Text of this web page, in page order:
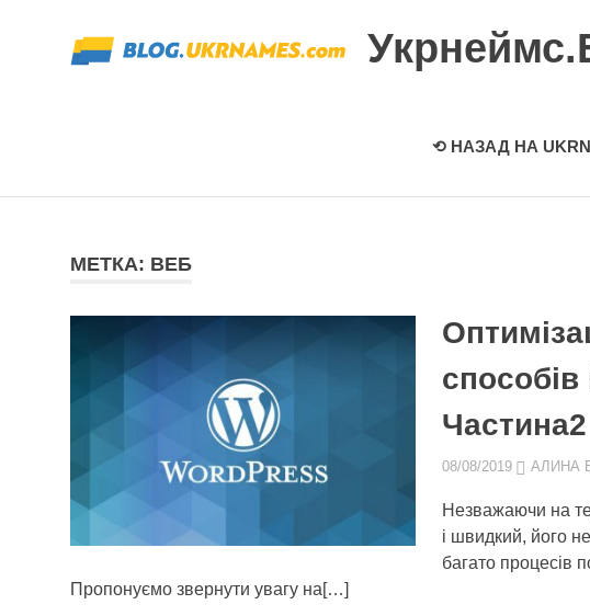
содержимому
⟲ НАЗАД НА
МЕТКА: ВЕБ
Частина2
08/08/2019 АЛИНА
Незважаючи на
і швидкий, його
багато процесів
Пропонуємо звернути увагу на[…]